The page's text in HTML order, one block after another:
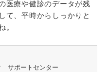
医療や健診のデータが残
て、平時からしっかりと
。
サポートセンター